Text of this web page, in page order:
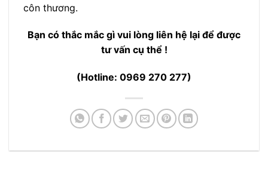
côn thương.
Bạn có thắc mắc gì vui lòng liên hệ lại để được
tư vấn cụ thể !
(Hotline: 0969 270 277)